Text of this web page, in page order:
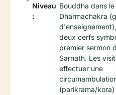
Niveau
:
Bouddha dans
Dharmachakra
deux cerfs
premier sermon
Sarnath. Les
effectuer une
(parikrama/